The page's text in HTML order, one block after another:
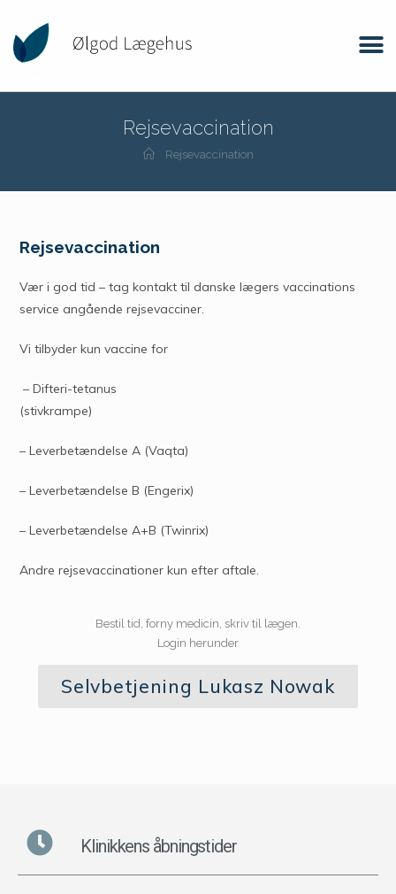
Rejsevaccination
Rejsevaccination
Rejsevaccination
Vær i god tid – tag kontakt til danske lægers vaccinations
service angående rejsevacciner.
Vi tilbyder kun vaccine for
– Difteri-tetanus
(stivkrampe)
– Leverbetændelse A (Vaqta)
– Leverbetændelse B (Engerix)
– Leverbetændelse A+B (Twinrix)
Andre rejsevaccinationer kun efter aftale.
Bestil tid, forny medicin, skriv til lægen.
Login herunder
Selvbetjening Lukasz Nowak
Klinikkens åbningstider